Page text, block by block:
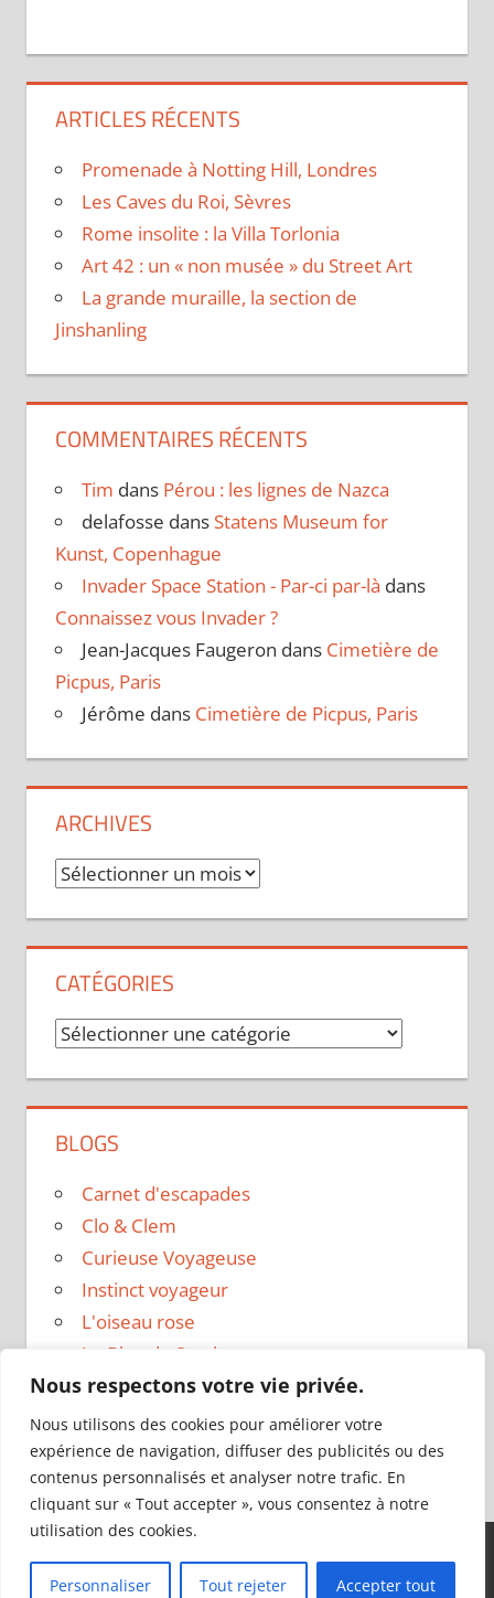
Nous respectons votre vie privée.
Nous utilisons des cookies pour améliorer votre
expérience de navigation, diffuser des publicités ou des
contenus personnalisés et analyser notre trafic. En
cliquant sur « Tout accepter », vous consentez à notre
utilisation des cookies.
Personnaliser Tout rejeter Accepter tout
ARTICLES RÉCENTS
Promenade à Notting Hill, Londres
Les Caves du Roi, Sèvres
Rome insolite : la Villa Torlonia
Art 42 : un « non musée » du Street Art
La grande muraille, la section de
Jinshanling
COMMENTAIRES RÉCENTS
Tim dans Pérou : les lignes de Nazca
delafosse dans Statens Museum for
Kunst, Copenhague
Invader Space Station - Par-ci par-là dans
Connaissez vous Invader ?
Jean-Jacques Faugeron dans Cimetière de
Picpus, Paris
Jérôme dans Cimetière de Picpus, Paris
ARCHIVES
Archives
CATÉGORIES
Catégories
BLOGS
Carnet d'escapades
Clo & Clem
Curieuse Voyageuse
Instinct voyageur
L'oiseau rose
Le Blog de Sarah
Le sac a dos
Madame Oreille
Voyages et Vagabondages
Thème WordPress : Tortuga par ThemeZee.